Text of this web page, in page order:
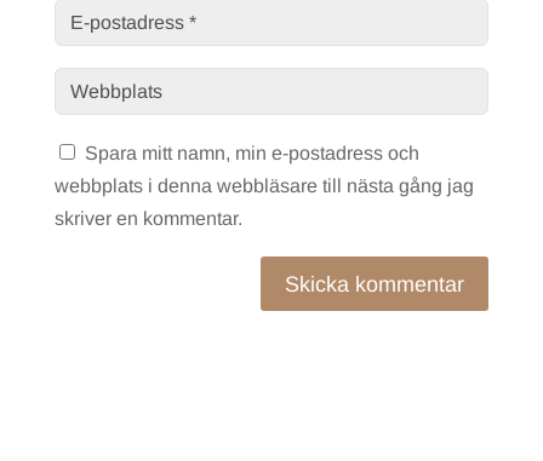
Spara mitt namn, min e-postadress och
webbplats i denna webbläsare till nästa gång jag
skriver en kommentar.
Skicka kommentar